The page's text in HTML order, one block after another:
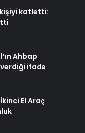
katletti:
Ahbap
ifade
El Araç